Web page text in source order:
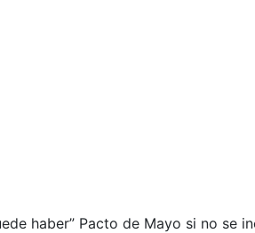
haber” Pacto de Mayo si no se